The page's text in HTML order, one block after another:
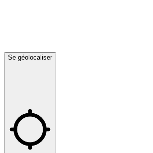
Se géolocaliser